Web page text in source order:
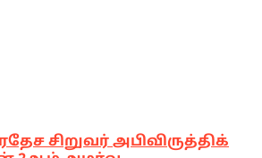
சிறுவர் அபிவிருத்திக்